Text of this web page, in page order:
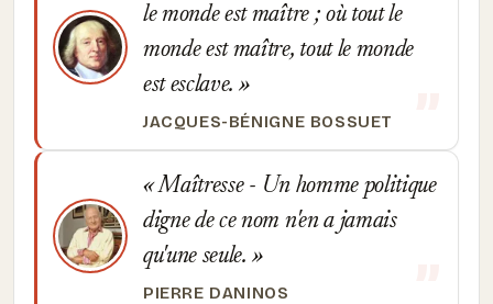
le monde est maître ; où tout le
monde est maître, tout le monde
est esclave.
JACQUES-BÉNIGNE BOSSUET
Maîtresse - Un homme politique
digne de ce nom n'en a jamais
qu'une seule.
PIERRE DANINOS